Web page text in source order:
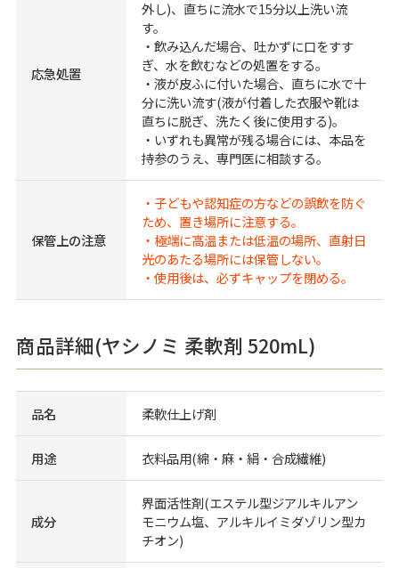
応急処置
外し)、直ちに流水で15分以上洗い流
す。
・飲み込んだ場合、吐かずに口をすす
ぎ、水を飲むなどの処置をする。
・液が皮ふに付いた場合、直ちに水で十
分に洗い流す(液が付着した衣服や靴は
直ちに脱ぎ、洗たく後に使用する)。
・いずれも異常が残る場合には、本品を
持参のうえ、専門医に相談する。
保管上の注意
・子どもや認知症の方などの誤飲を防ぐ
ため、置き場所に注意する。
・極端に高温または低温の場所、直射日
光のあたる場所には保管しない。
・使用後は、必ずキャップを閉める。
商品詳細(ヤシノミ 柔軟剤 520mL)
品名 柔軟仕上げ剤
用途 衣料品用(綿・麻・絹・合成繊維)
成分
界面活性剤(エステル型ジアルキルアン
モニウム塩、アルキルイミダゾリン型カ
チオン)